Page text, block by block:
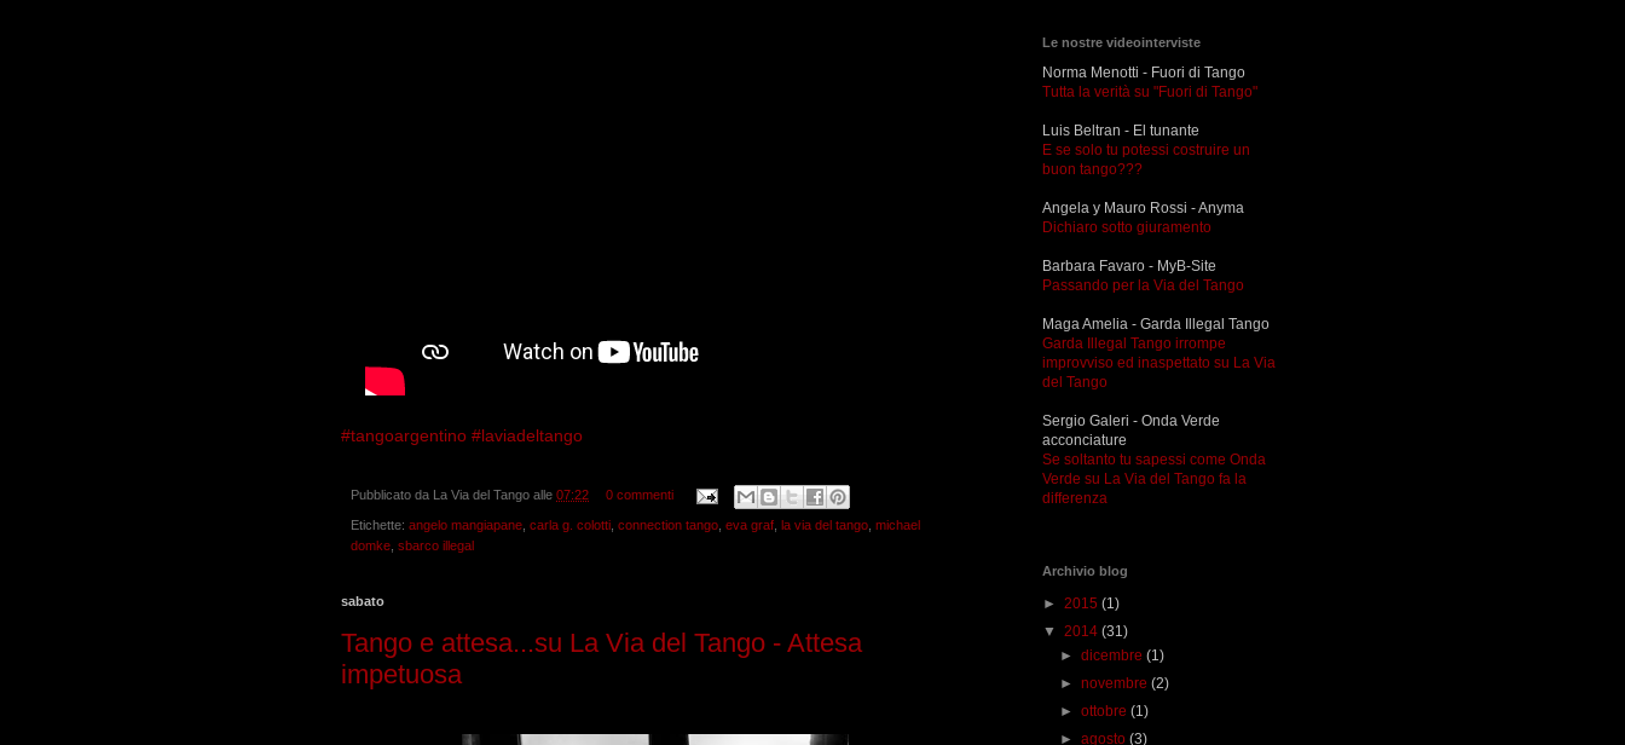
#tangoargentino #laviadeltango
Pubblicato da La Via del Tango alle 07:22 0 commenti
Etichette: angelo mangiapane carla g. colotti connection tango eva graf la via del tango michael
domke sbarco illegal
sabato
Tango e attesa...su La Via del Tango - Attesa
impetuosa
Le nostre videointerviste
Norma Menotti - Fuori di Tango
Tutta la verità su "Fuori di Tango"
Luis Beltran - El tunante
E se solo tu potessi costruire un
buon tango???
Angela y Mauro Rossi - Anyma
Dichiaro sotto giuramento
Barbara Favaro - MyB-Site
Passando per la Via del Tango
Maga Amelia - Garda Illegal Tango
Garda Illegal Tango irrompe
improvviso ed inaspettato su La Via
del Tango
Sergio Galeri - Onda Verde
acconciature
Se soltanto tu sapessi come Onda
Verde su La Via del Tango fa la
differenza
Archivio blog
► 2015 (1)
▼ 2014 (31)
►dicembre(1)
►novembre(2)
►ottobre(1)
►agosto(3)